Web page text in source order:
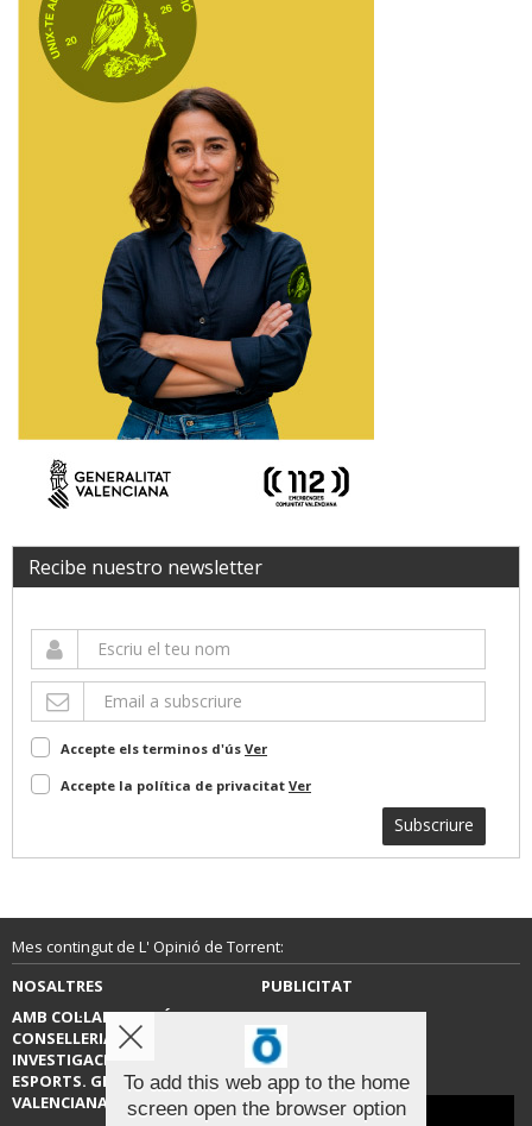
Recibe nuestro newsletter
Accepte els terminos d'ús Ver
Accepte la política de privacitat Ver
Subscriure
Mes contingut de L' Opinió de Torrent:
NOSALTRES
PUBLICITAT
AMB COL·LABORACIÓ DE LA
CONSELLERIA D’EDUCACIÓ,
INVESTIGACIÓ, CULTURA I
ESPORTS. GENERALITAT
VALENCIANA.
CONTACTE
To add this web app to the home
screen open the browser option
Aviso sobre el Uso de cookies: